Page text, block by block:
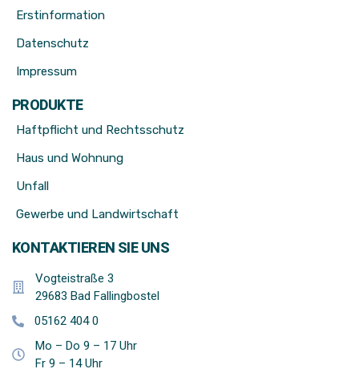
Erstinformation
Datenschutz
Impressum
PRODUKTE
Haftpflicht und Rechtsschutz
Haus und Wohnung
Unfall
Gewerbe und Landwirtschaft
KONTAKTIEREN SIE UNS
Vogteistraße 3
29683 Bad Fallingbostel
05162 404 0
Mo – Do 9 – 17 Uhr
Fr 9 – 14 Uhr